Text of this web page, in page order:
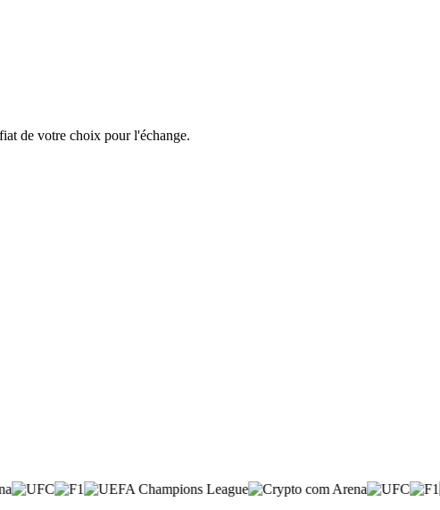
de votre choix pour l'échange.